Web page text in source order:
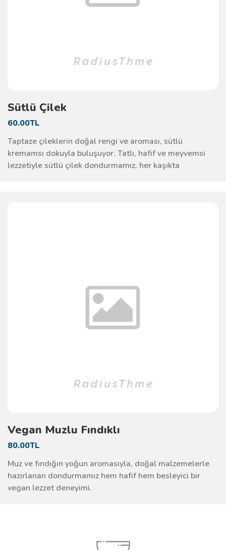
Sütlü Çilek
60.00TL
Taptaze çileklerin doğal rengi ve aroması, sütlü
kremamsı dokuyla buluşuyor. Tatlı, hafif ve meyvemsi
lezzetiyle sütlü çilek dondurmamız, her kaşıkta
Vegan Muzlu Fındıklı
80.00TL
Muz ve fındığın yoğun aromasıyla, doğal malzemelerle
hazırlanan dondurmamız hem hafif hem besleyici bir
vegan lezzet deneyimi.